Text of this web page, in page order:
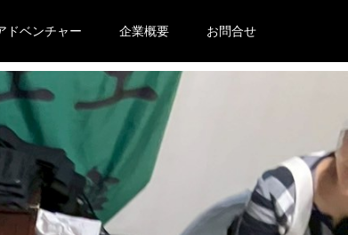
ドベンチャー 企業概要 お問合せ